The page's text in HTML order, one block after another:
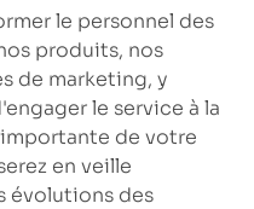
le personnel des
produits, nos
de marketing, y
le service à la
de votre
en veille
évolutions des